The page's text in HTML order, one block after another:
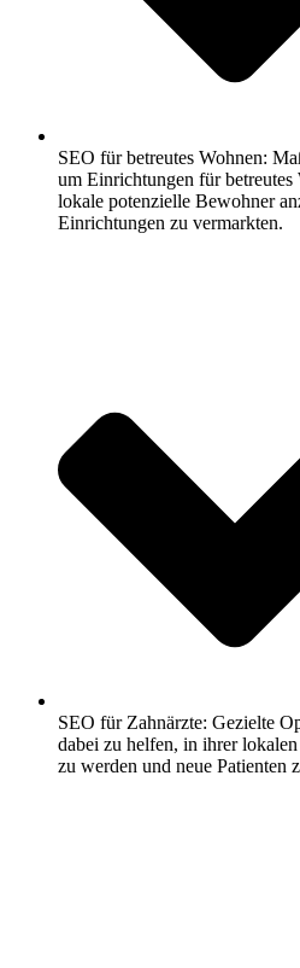
SEO für betreutes Wohnen:
um Einrichtungen für betreutes
lokale potenzielle Bewohner
Einrichtungen zu vermarkten.
SEO für Zahnärzte: Gezielte
dabei zu helfen, in ihrer
zu werden und neue Patienten